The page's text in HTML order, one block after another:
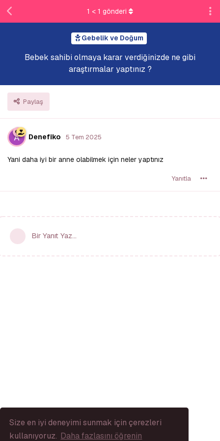
Size en iyi deneyimi sunmak için çerezleri
kullanıyoruz. Daha fazlasını öğrenin
Gebelik ve Doğum
Bebek sahibi olmaya karar verdiğinizde ne gibi
araştırmalar yaptınız ?
Paylaş
1 < 1 gönderi
Denefiko 5 Tem 2025
Yani daha iyi bir anne olabilmek için neler yaptınız
Yanıtla
Bir Yanıt Yaz...